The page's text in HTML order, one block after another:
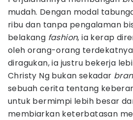
mudah. Dengan modal
ribu dan tanpa pengalaman
belakang fashion, ia kerap
oleh orang-orang
diragukan, ia justru bekerja
Christy Ng bukan sekadar
sebuah cerita tentang
untuk bermimpi lebih besar
membiarkan keterbatasan